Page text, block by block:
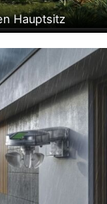
Hauptsitz